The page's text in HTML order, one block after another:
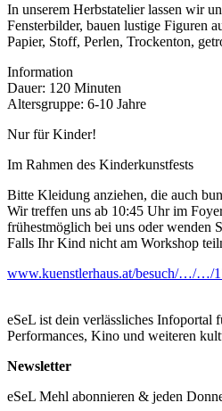
In unserem Herbstatelier lassen wir
Fensterbilder, bauen lustige Figuren
Papier, Stoff, Perlen, Trockenton,
Information
Dauer: 120 Minuten
Altersgruppe: 6-10 Jahre
Nur für Kinder!
Im Rahmen des Kinderkunstfests
Bitte Kleidung anziehen, die auch
Wir treffen uns ab 10:45 Uhr im
frühestmöglich bei uns oder wenden
Falls Ihr Kind nicht am Workshop
www.kuenstlerhaus.at/besuch/…/…/
eSeL ist dein verlässliches Infoportal
Performances, Kino und weiteren
Newsletter
eSeL Mehl abonnieren & jeden